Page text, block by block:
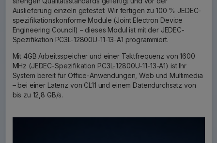
Auslieferung einzeln getestet. Wir fertigen zu 100 % JEDEC-
spezifikationskonforme Module (Joint Electron Device
Engineering Council) – dieses Modul ist mit der JEDEC-
Spezifikation PC3L-12800U-11-13-A1 programmiert.
Mit 4GB Arbeitsspeicher und einer Taktfrequenz von 1600
MHz (JEDEC-Spezifikation PC3L-12800U-11-13-A1) ist Ihr
System bereit für Office-Anwendungen, Web und Multimedia
– bei einer Latenz von CL11 und einem Datendurchsatz von
bis zu 12,8 GB/s.